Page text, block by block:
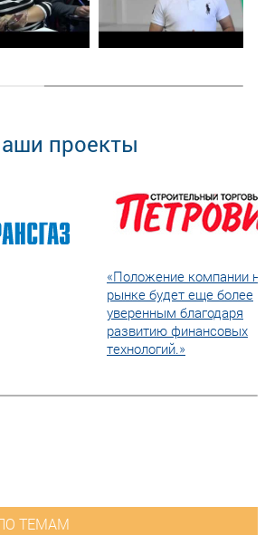
проекты
«Положение компании
рынке будет еще более
уверенным благодаря
развитию финансовых
технологий.»
ТЕМАМ